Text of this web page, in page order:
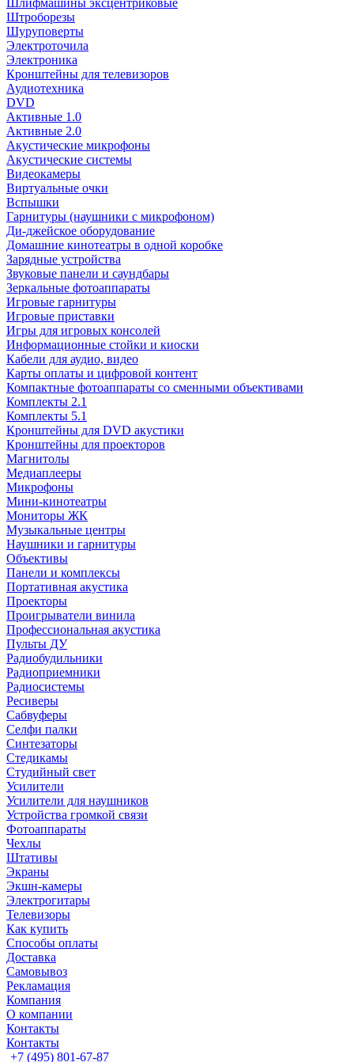
Шлифмашины эксцентриковые
Штроборезы
Шуруповерты
Электроточила
Электроника
Кронштейны для телевизоров
Аудиотехника
DVD
Активные 1.0
Активные 2.0
Акустические микрофоны
Акустические системы
Видеокамеры
Виртуальные очки
Вспышки
Гарнитуры (наушники с микрофоном)
Ди-джейское оборудование
Домашние кинотеатры в одной коробке
Зарядные устройства
Звуковые панели и саундбары
Зеркальные фотоаппараты
Игровые гарнитуры
Игровые приставки
Игры для игровых консолей
Информационные стойки и киоски
Кабели для аудио, видео
Карты оплаты и цифровой контент
Компактные фотоаппараты со сменными объективами
Комплекты 2.1
Комплекты 5.1
Кронштейны для DVD акустики
Кронштейны для проекторов
Магнитолы
Медиаплееры
Микрофоны
Мини-кинотеатры
Мониторы ЖК
Музыкальные центры
Наушники и гарнитуры
Объективы
Панели и комплексы
Портативная акустика
Проекторы
Проигрыватели винила
Профессиональная акустика
Пульты ДУ
Радиобудильники
Радиоприемники
Радиосистемы
Ресиверы
Сабвуферы
Селфи палки
Синтезаторы
Стедикамы
Студийный свет
Усилители
Усилители для наушников
Устройства громкой связи
Фотоаппараты
Чехлы
Штативы
Экраны
Экшн-камеры
Электрогитары
Телевизоры
Как купить
Способы оплаты
Доставка
Самовывоз
Рекламация
Компания
О компании
Контакты
Контакты
+7 (495) 801-67-87